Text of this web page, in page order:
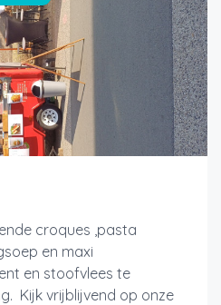
croques ,pasta
en maxi
en stoofvlees te
Kijk vrijblijvend op onze